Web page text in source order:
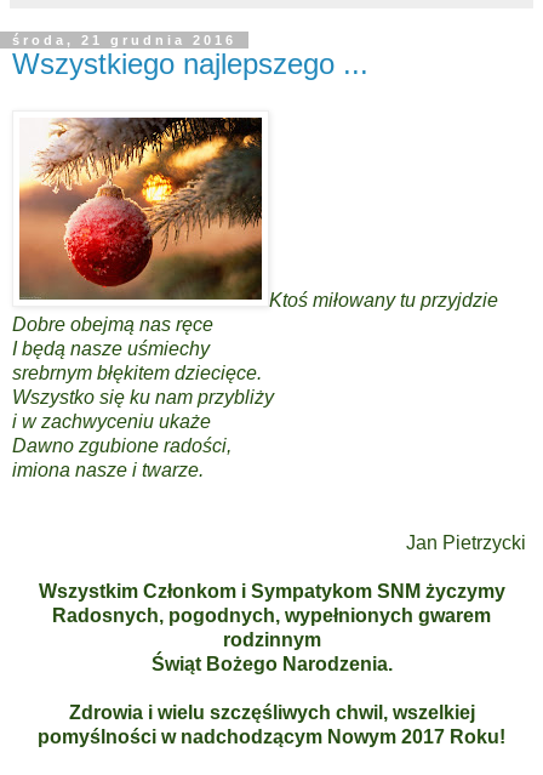
środa, 21 grudnia 2016
Wszystkiego najlepszego ...
Ktoś miłowany tu przyjdzie
Dobre obejmą nas ręce
I będą nasze uśmiechy
srebrnym błękitem dziecięce.
Wszystko się ku nam przybliży
i w zachwyceniu ukaże
Dawno zgubione radości,
imiona nasze i twarze.
Jan Pietrzycki
Wszystkim Członkom i Sympatykom SNM życzymy
Radosnych, pogodnych, wypełnionych gwarem
rodzinnym
Świąt Bożego Narodzenia.
Zdrowia i wielu szczęśliwych chwil, wszelkiej
pomyślności w nadchodzącym Nowym 2017 Roku!